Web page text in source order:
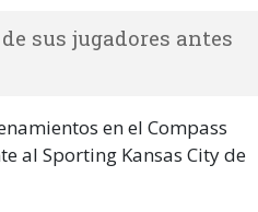
sus jugadores antes
en el Compass
al Sporting Kansas City de